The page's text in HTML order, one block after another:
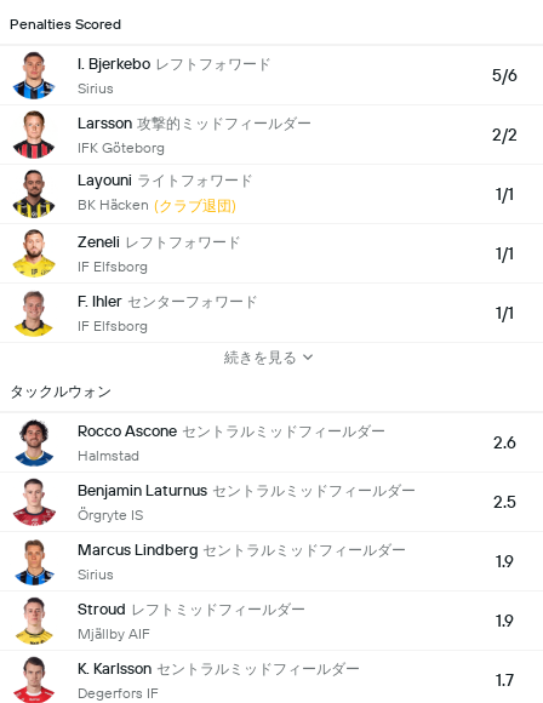
Penalties Scored
I. Bjerkebo レフトフォワード
Sirius
5/6
Larsson 攻撃的ミッドフィールダー
IFK Göteborg
2/2
Layouni ライトフォワード
BK Häcken (クラブ退団)
1/1
Zeneli レフトフォワード
IF Elfsborg
1/1
F. Ihler センターフォワード
IF Elfsborg
1/1
続きを見る
タックルウォン
Rocco Ascone セントラルミッドフィールダー
Halmstad
2.6
Benjamin Laturnus セントラルミッドフィールダー
Örgryte IS
2.5
Marcus Lindberg セントラルミッドフィールダー
Sirius
1.9
Stroud レフトミッドフィールダー
Mjällby AIF
1.9
K. Karlsson セントラルミッドフィールダー
Degerfors IF
1.7